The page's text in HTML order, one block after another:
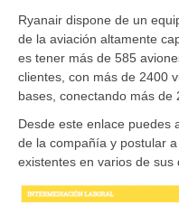
Ryanair dispone de un
de la aviación altamente
es tener más de 585
clientes, con más de 2400
bases, conectando más de
Desde este enlace puedes
de la compañía y postular
existentes en varios de sus